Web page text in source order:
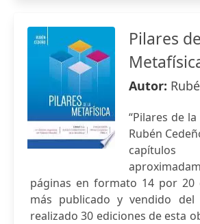
Pilares
Autor:
“Pilares de
Rubén
páginas en formato 14 por 20
más publicado y vendido del
realizado 30 ediciones de esta